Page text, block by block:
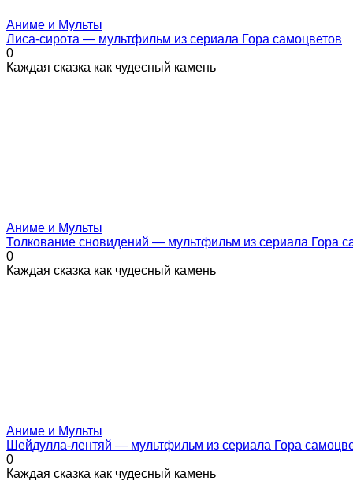
Аниме и Мульты
Лиса-сирота — мультфильм из сериала Гора самоцветов
0
Каждая сказка как чудесный камень
Аниме и Мульты
Толкование сновидений — мультфильм из сериала Гора
0
Каждая сказка как чудесный камень
Аниме и Мульты
Шейдулла-лентяй — мультфильм из сериала Гора
0
Каждая сказка как чудесный камень